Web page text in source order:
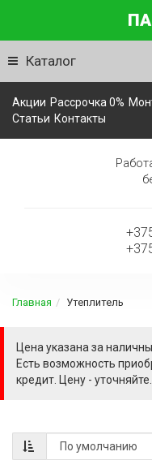
Каталог
Акции Рассрочка 0%
Статьи Контакты
Главная Утеплитель
Цена указана за
Есть возможность
кредит. Цену - уточняйте.